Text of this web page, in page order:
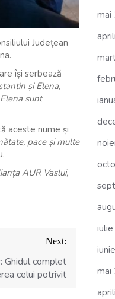
Județean
își serbează
și Elena,
sunt
aceste nume și
pace și multe
AUR Vaslui,
Next:
Ghidul complet
celui potrivit
mai
mai